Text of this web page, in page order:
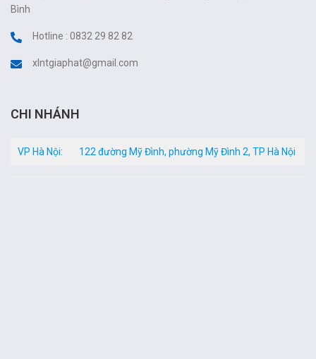
Bình
Hotline : 0832 29 82 82
xlntgiaphat@gmail.com
CHI NHÁNH
VP Hà Nội: 122 đường Mỹ Đình, phường Mỹ Đình 2, TP Hà Nội